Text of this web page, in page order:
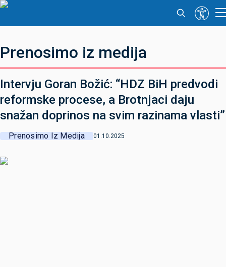
Prenosimo iz medija
Intervju Goran Božić: “HDZ BiH predvodi
reformske procese, a Brotnjaci daju
snažan doprinos na svim razinama vlasti”
Prenosimo Iz Medija 01.10.2025